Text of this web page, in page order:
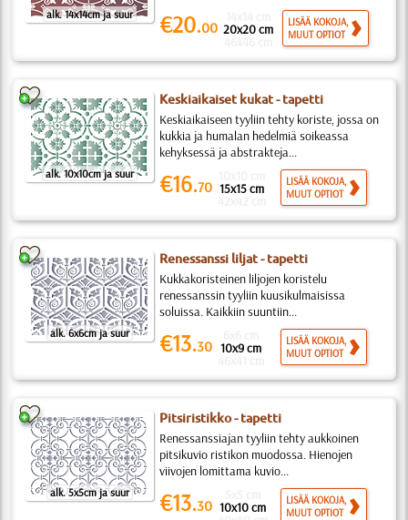
alk. 14x14cm ja suur €20.00 20x20 cm
LISÄÄ KOKOJA,
MUUT OPTIOT
alk. 10x10cm ja suur
Keskiaikaiset kukat - tapetti
Keskiaikaiseen tyyliin tehty koriste, jossa on
kukkia ja humalan hedelmiä soikeassa
kehyksessä ja abstrakteja...
€16.70 15x15 cm
LISÄÄ KOKOJA,
MUUT OPTIOT
alk. 6x6cm ja suur
Renessanssi liljat - tapetti
Kukkakoristeinen liljojen koristelu
renessanssin tyyliin kuusikulmaisissa
soluissa. Kaikkiin suuntiin...
€13.30 10x9 cm
LISÄÄ KOKOJA,
MUUT OPTIOT
alk. 5x5cm ja suur
Pitsiristikko - tapetti
Renessanssiajan tyyliin tehty aukkoinen
pitsikuvio ristikon muodossa. Hienojen
viivojen lomittama kuvio...
€13.30 10x10 cm
LISÄÄ KOKOJA,
MUUT OPTIOT